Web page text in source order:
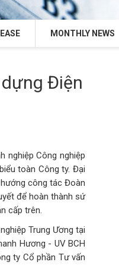
MONTHLY NEWS
Điện
nghiệp Công nghiệp
toàn Công ty. Đại
công tác Đoàn
để hoàn thành sứ
cấp trên.
Trung Ương tại
Hương - UV BCH
ty Cổ phần Tư vấn